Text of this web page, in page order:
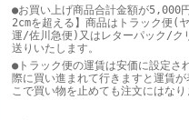
●お買い上げ商品合計金額が5,000
2cmを超える】商品はトラック便(
運/佐川急便)又はレターパック/ク
送りいたします。
●トラック便の運賃は安価に設定さ
際に買い進まれて行きますと運賃
こで買い物を止めても注文にはな